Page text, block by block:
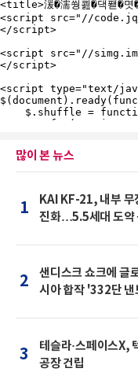
많이 본 뉴스
1
KAI KF-21, 내부 무
진화…5.5세대 도약
2
샌디스크 쇼크에 글
시아 합작 '332단
3
테슬라·스페이스X,
공장 건립